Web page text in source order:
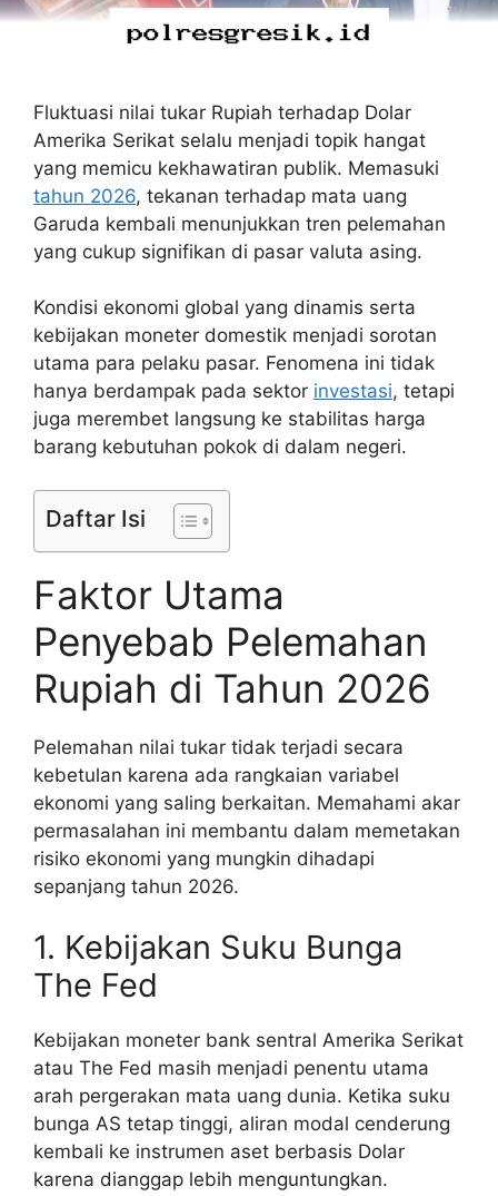
Fluktuasi nilai tukar Rupiah terhadap Dolar
Amerika Serikat selalu menjadi topik hangat
yang memicu kekhawatiran publik. Memasuki
tahun 2026, tekanan terhadap mata uang
Garuda kembali menunjukkan tren pelemahan
yang cukup signifikan di pasar valuta asing.
Kondisi ekonomi global yang dinamis serta
kebijakan moneter domestik menjadi sorotan
utama para pelaku pasar. Fenomena ini tidak
hanya berdampak pada sektor investasi, tetapi
juga merembet langsung ke stabilitas harga
barang kebutuhan pokok di dalam negeri.
Daftar Isi
Faktor Utama
Penyebab Pelemahan
Rupiah di Tahun 2026
Pelemahan nilai tukar tidak terjadi secara
kebetulan karena ada rangkaian variabel
ekonomi yang saling berkaitan. Memahami akar
permasalahan ini membantu dalam memetakan
risiko ekonomi yang mungkin dihadapi
sepanjang tahun 2026.
1. Kebijakan Suku Bunga
The Fed
Kebijakan moneter bank sentral Amerika Serikat
atau The Fed masih menjadi penentu utama
arah pergerakan mata uang dunia. Ketika suku
bunga AS tetap tinggi, aliran modal cenderung
kembali ke instrumen aset berbasis Dolar
karena dianggap lebih menguntungkan.